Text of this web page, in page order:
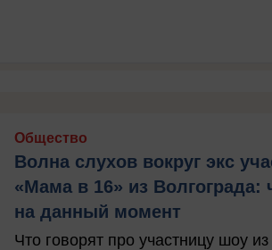
Общество
Волна слухов вокруг экс
«Мама в 16» из Волгограда:
на данный момент
Что говорят про участницу шоу